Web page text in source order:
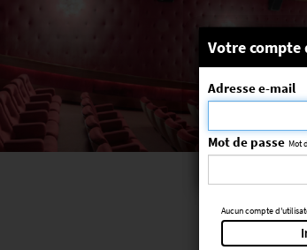
Message
La séance
Votre
Adresse e-mail
Mot de passe Mot
Aucun compte